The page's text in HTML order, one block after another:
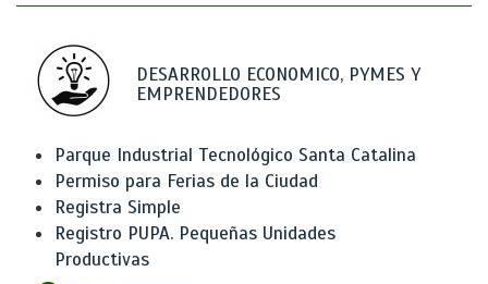
DESARROLLO ECONOMICO, PYMES Y
EMPRENDEDORES
Parque Industrial Tecnológico Santa Catalina
Permiso para Ferias de la Ciudad
Registra Simple
Registro PUPA. Pequeñas Unidades
Productivas